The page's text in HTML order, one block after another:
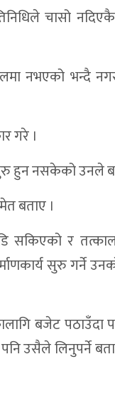
चासो
नभएको भन्दै
गरे ।
हुन नसकेको उनले
बताए ।
सकिएको र
सुरु गर्ने
बजेट पठाउँदा
उसैले लिनुपर्ने